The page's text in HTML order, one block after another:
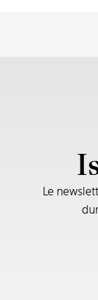
Le